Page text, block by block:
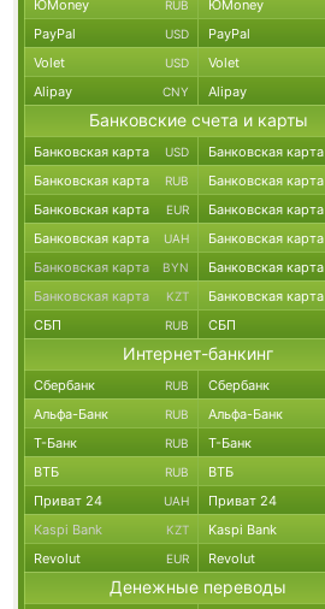
ЮMoney RUB ЮMoney
PayPal USD PayPal
Volet USD Volet
Alipay CNY Alipay
Банковские счета и карты
Банковская карта USD Банковская карта
Банковская карта RUB Банковская карта
Банковская карта EUR Банковская карта
Банковская карта UAH Банковская карта
Банковская карта BYN Банковская карта
Банковская карта KZT Банковская карта
СБП RUB СБП
Интернет-банкинг
Сбербанк RUB Сбербанк
Альфа-Банк RUB Альфа-Банк
Т-Банк RUB Т-Банк
ВТБ RUB ВТБ
Приват 24 UAH Приват 24
Kaspi Bank KZT Kaspi Bank
Revolut EUR Revolut
Денежные переводы